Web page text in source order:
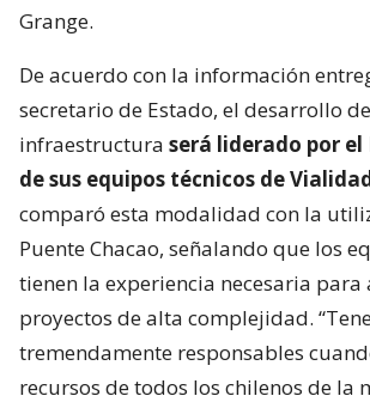
Grange.
De acuerdo con la información
secretario de Estado, el desarrollo
infraestructura será liderado por el
de sus equipos técnicos de
comparó esta modalidad con la
Puente Chacao, señalando que los
tienen la experiencia necesaria para
proyectos de alta complejidad.
tremendamente responsables
recursos de todos los chilenos de la